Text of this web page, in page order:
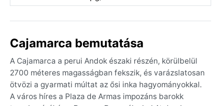
Cajamarca bemutatása
A Cajamarca a perui Andok északi részén, körülbelül
2700 méteres magasságban fekszik, és varázslatosan
ötvözi a gyarmati múltat az ősi inka hagyományokkal.
A város híres a Plaza de Armas impozáns barokk